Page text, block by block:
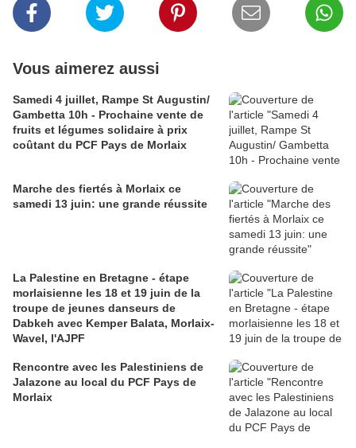
Vous aimerez aussi
Samedi 4 juillet, Rampe St Augustin/
Gambetta 10h - Prochaine vente de
fruits et légumes solidaire à prix
coûtant du PCF Pays de Morlaix
Marche des fiertés à Morlaix ce
samedi 13 juin: une grande réussite
La Palestine en Bretagne - étape
morlaisienne les 18 et 19 juin de la
troupe de jeunes danseurs de
Dabkeh avec Kemper Balata, Morlaix-
Wavel, l'AJPF
Rencontre avec les Palestiniens de
Jalazone au local du PCF Pays de
Morlaix